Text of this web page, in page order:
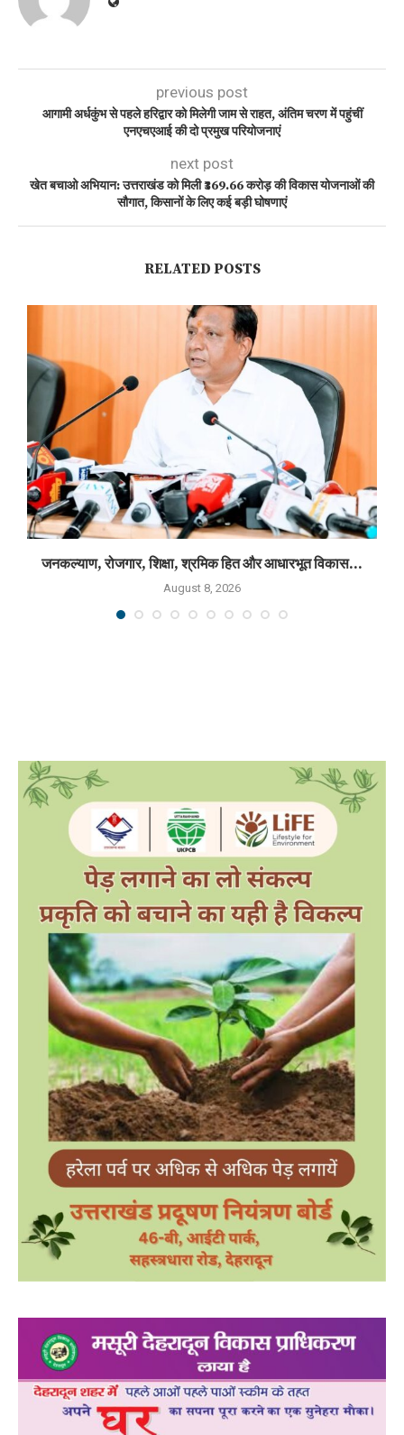
previous post
आगामी अर्धकुंभ से पहले हरिद्वार को मिलेगी जाम से राहत, अंतिम चरण में पहुंचीं
एनएचएआई की दो प्रमुख परियोजनाएं
next post
खेत बचाओ अभियान: उत्तराखंड को मिली ₹369.66 करोड़ की विकास योजनाओं की
सौगात, किसानों के लिए कई बड़ी घोषणाएं
RELATED POSTS
जनकल्याण, रोजगार, शिक्षा, श्रमिक हित और आधारभूत विकास...
August 8, 2026